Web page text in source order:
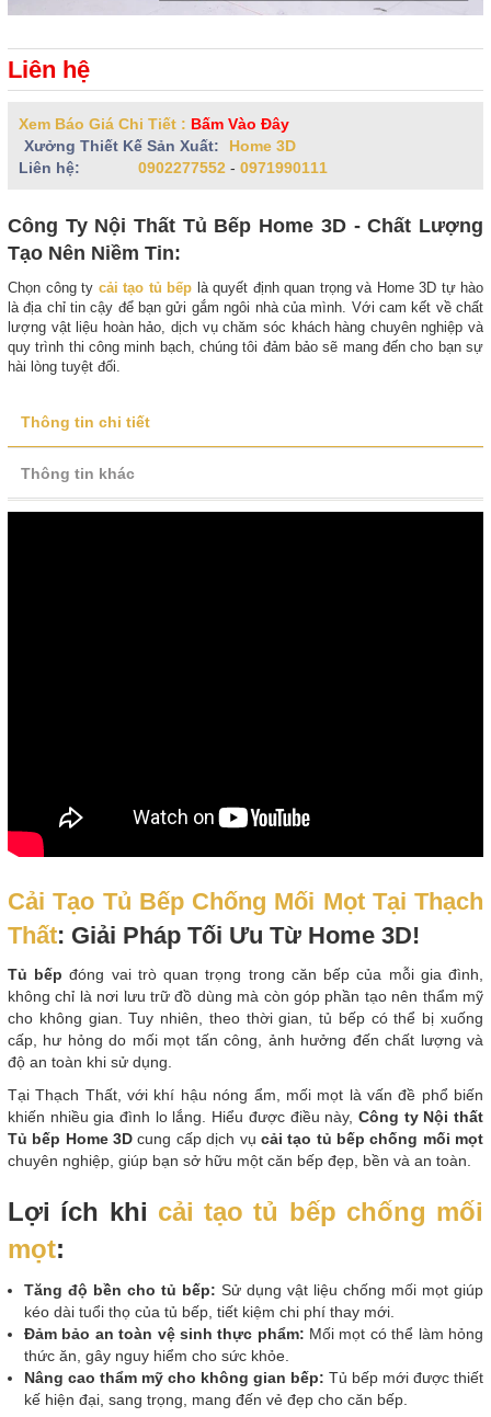
Liên hệ
Xem Báo Giá Chi Tiết : Bấm Vào Đây
Xưởng Thiết Kế Sản Xuất:
Home 3D
Liên hệ:
0902277552 - 0971990111
Công Ty Nội Thất Tủ Bếp Home 3D - Chất Lượng
Tạo Nên Niềm Tin:
Chọn công ty cải tạo tủ bếp là quyết định quan trọng và Home 3D tự hào
là địa chỉ tin cậy để bạn gửi gắm ngôi nhà của mình. Với cam kết về chất
lượng vật liệu hoàn hảo, dịch vụ chăm sóc khách hàng chuyên nghiệp và
quy trình thi công minh bạch, chúng tôi đảm bảo sẽ mang đến cho bạn sự
hài lòng tuyệt đối.
Thông tin chi tiết
Thông tin khác
Cải Tạo Tủ Bếp Chống Mối Mọt Tại Thạch
Thất: Giải Pháp Tối Ưu Từ Home 3D!
Tủ bếp đóng vai trò quan trọng trong căn bếp của mỗi gia đình,
không chỉ là nơi lưu trữ đồ dùng mà còn góp phần tạo nên thẩm mỹ
cho không gian. Tuy nhiên, theo thời gian, tủ bếp có thể bị xuống
cấp, hư hỏng do mối mọt tấn công, ảnh hưởng đến chất lượng và
độ an toàn khi sử dụng.
Tại Thạch Thất, với khí hậu nóng ẩm, mối mọt là vấn đề phổ biến
khiến nhiều gia đình lo lắng. Hiểu được điều này, Công ty Nội thất
Tủ bếp Home 3D cung cấp dịch vụ cải tạo tủ bếp chống mối mọt
chuyên nghiệp, giúp bạn sở hữu một căn bếp đẹp, bền và an toàn.
Lợi ích khi cải tạo tủ bếp chống mối
mọt:
Tăng độ bền cho tủ bếp: Sử dụng vật liệu chống mối mọt giúp
kéo dài tuổi thọ của tủ bếp, tiết kiệm chi phí thay mới.
Đảm bảo an toàn vệ sinh thực phẩm: Mối mọt có thể làm hỏng
thức ăn, gây nguy hiểm cho sức khỏe.
Nâng cao thẩm mỹ cho không gian bếp: Tủ bếp mới được thiết
kế hiện đại, sang trọng, mang đến vẻ đẹp cho căn bếp.